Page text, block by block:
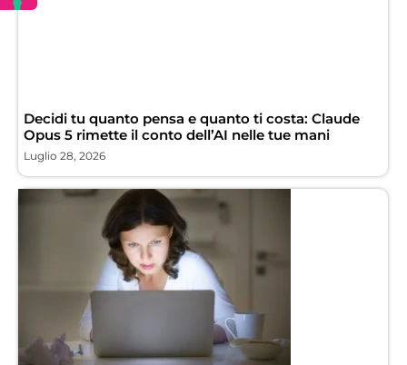
Decidi tu quanto pensa e quanto ti costa: Claude
Opus 5 rimette il conto dell’AI nelle tue mani
Luglio 28, 2026